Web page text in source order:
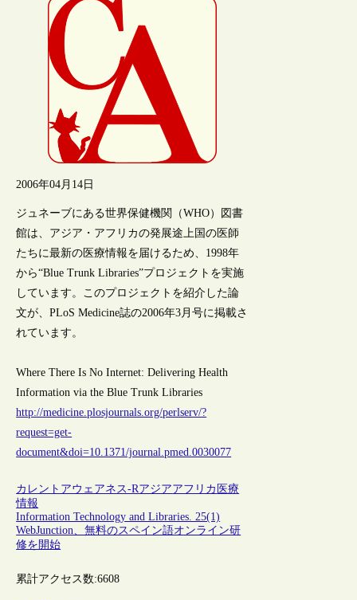
2006年04月14日
ジュネーブにある世界保健機関（WHO）図書
館は、アジア・アフリカの発展途上国の医師
たちに最新の医療情報を届けるため、1998年
から“Blue Trunk Libraries”プロジェクトを実施
しています。このプロジェクトを紹介した論
文が、PLoS Medicine誌の2006年3月号に掲載さ
れています。
Where There Is No Internet: Delivering Health
Information via the Blue Trunk Libraries
http://medicine.plosjournals.org/perlserv/?
request=get-
document&doi=10.1371/journal.pmed.0030077
カレントアウェアネス-Rアジアアフリカ 医療
情報
Information Technology and Libraries. 25(1)
WebJunction、無料のスペイン語オンライン研
修を開始
累計アクセス数:6608